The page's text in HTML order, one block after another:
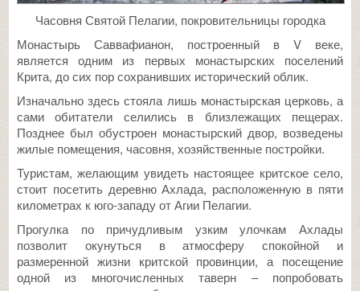
Часовня Святой Пелагии, покровительницы городка
Монастырь Саввафианон, построенный в V веке,
является одним из первых монастырских поселений
Крита, до сих пор сохранивших исторический облик.
Изначально здесь стояла лишь монастырская церковь, а
сами обитатели селились в близлежащих пещерах.
Позднее был обустроен монастырский двор, возведены
жилые помещения, часовня, хозяйственные постройки.
Туристам, желающим увидеть настоящее критское село,
стоит посетить деревню Ахлада, расположенную в пяти
километрах к юго-западу от Агии Пелагии.
Прогулка по причудливым узким улочкам Ахлады
позволит окунуться в атмосферу спокойной и
размеренной жизни критской провинции, а посещение
одной из многочисленных таверн – попробовать